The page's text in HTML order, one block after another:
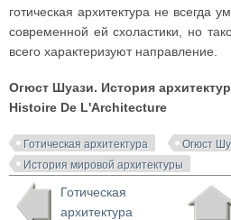
готическая архитектура не всегда
современной ей схоластики, но
всего характеризуют направление.
Огюст Шуази. История
Histoire De L'Architecture
Готическая архитектура
Огюст
История мировой архитектуры
Готическая
архитектура